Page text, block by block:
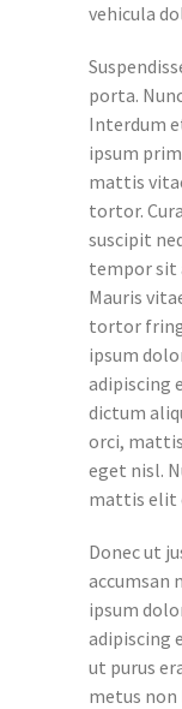
vehicula
porta.
Interdum
ipsum
mattis
tortor.
suscipit
tempor sit
Mauris
tortor
ipsum
adipiscing
dictum
orci,
eget nisl.
mattis elit
Donec ut
accumsan
ipsum
adipiscing
ut purus
metus